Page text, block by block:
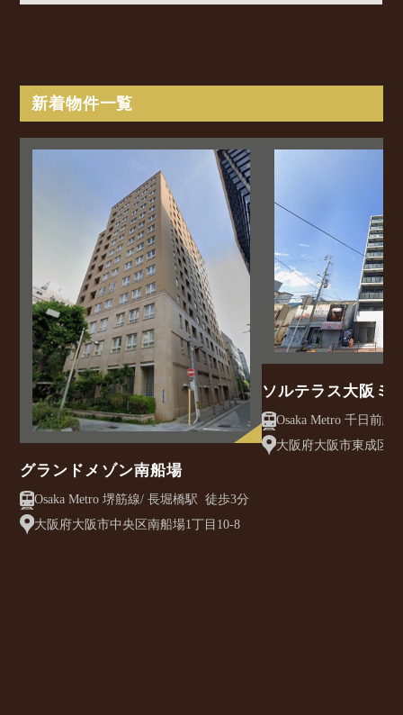
新着物件一覧
グランドメゾン南船場
Osaka Metro 堺筋線/ 長堀橋駅 徒歩3分
大阪府大阪市中央区南船場1丁目10-8
ソルテラス大阪ミ
クレアスト
大阪府大阪市東成区